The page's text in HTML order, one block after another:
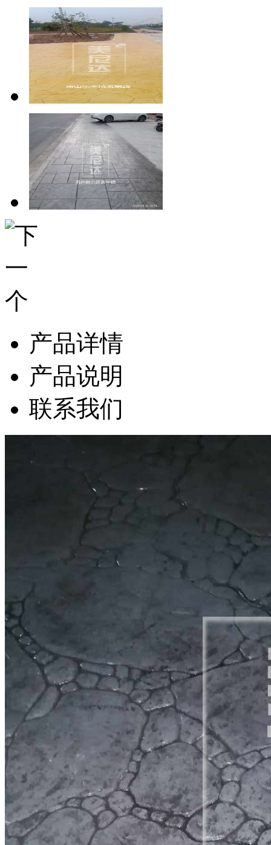
产品详情
产品说明
联系我们